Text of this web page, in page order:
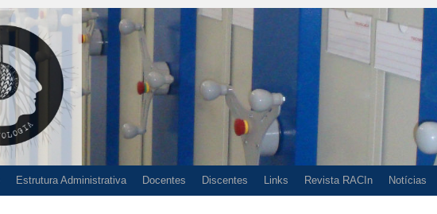
Estrutura Administrativa Docentes Discentes Links Revista RACIn Notícias